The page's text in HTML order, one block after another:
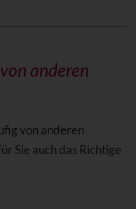
anderen
von anderen
Sie auch das Richtige